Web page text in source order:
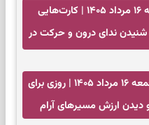
فال تاروت امروز جمعه ۱۶ مرداد ۱۴۰۵ | کارت‌هایی
شنیدن ندای درون و حرکت در
فال سرنوشت امروز جمعه ۱۶ مرداد ۱۴۰۵ | روزی برای
ارزش مسیرهای آرام